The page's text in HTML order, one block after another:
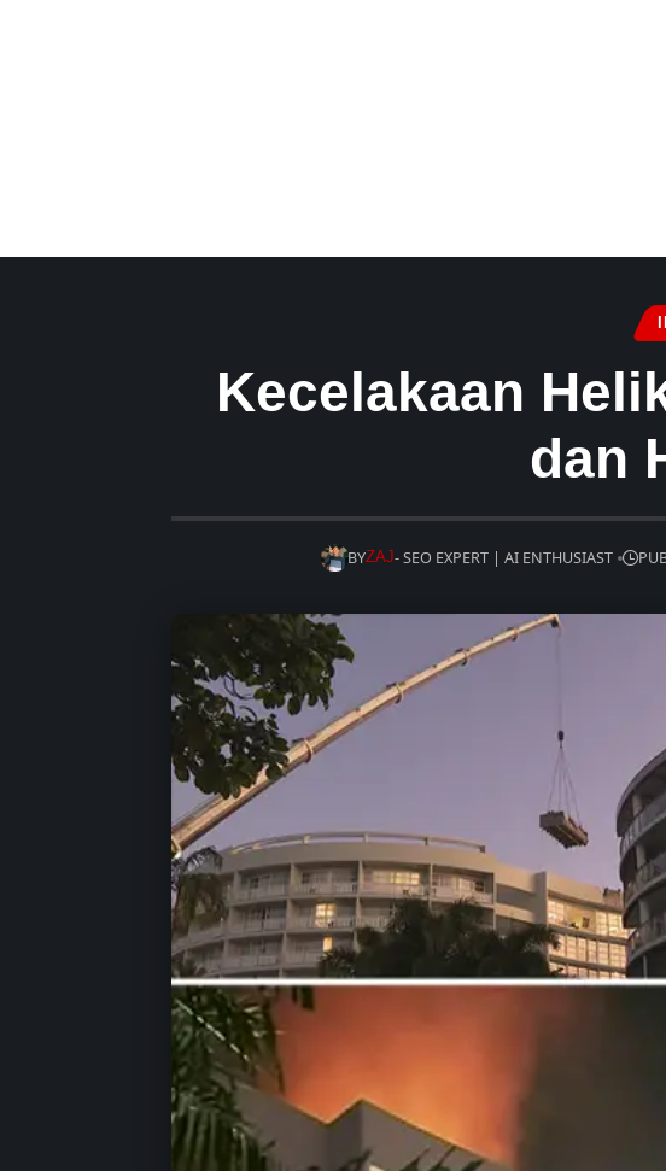
Kecelakaan
dan
BYZAJ- SEO EXPERT | AI ENTHUSIAST